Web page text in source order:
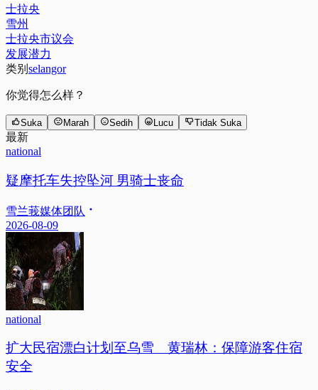
士拉央
雪州
士拉央市议会
发展潜力
类别 selangor
你觉得怎么样？
Suka Marah Sedih Lucu Tidak Suka
最新
national
疑摩托车失控坠河 男骑士丧命
雪兰莪媒体团队
2026-08-09
national
扩大民宿漂白计划至乌雪 黄瑞林：保障游客住宿
安全